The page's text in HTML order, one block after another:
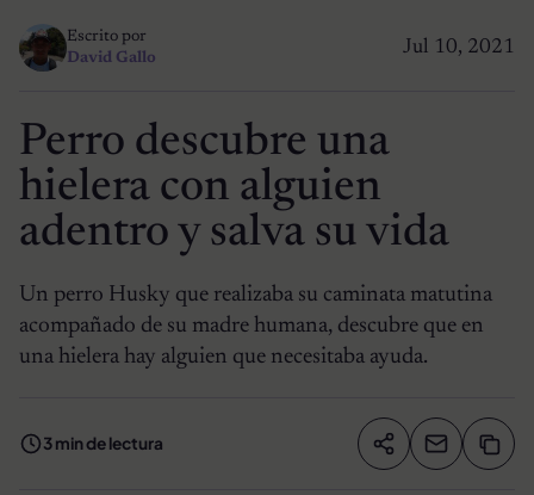
Jul 10, 2021
Escrito por
David Gallo
Perro descubre una
hielera con alguien
adentro y salva su vida
Un perro Husky que realizaba su caminata matutina
acompañado de su madre humana, descubre que en
una hielera hay alguien que necesitaba ayuda.
3 min de lectura Compartir